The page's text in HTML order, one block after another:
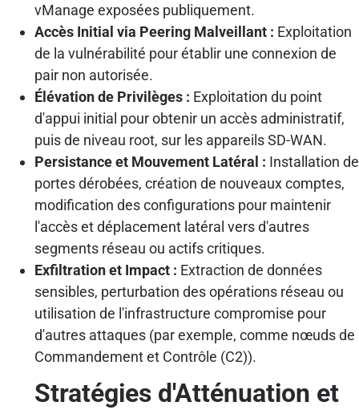
vManage exposées publiquement.
Accès Initial via Peering Malveillant : Exploitation
de la vulnérabilité pour établir une connexion de
pair non autorisée.
Élévation de Privilèges : Exploitation du point
d'appui initial pour obtenir un accès administratif,
puis de niveau root, sur les appareils SD-WAN.
Persistance et Mouvement Latéral : Installation de
portes dérobées, création de nouveaux comptes,
modification des configurations pour maintenir
l'accès et déplacement latéral vers d'autres
segments réseau ou actifs critiques.
Exfiltration et Impact : Extraction de données
sensibles, perturbation des opérations réseau ou
utilisation de l'infrastructure compromise pour
d'autres attaques (par exemple, comme nœuds de
Commandement et Contrôle (C2)).
Stratégies d'Atténuation et